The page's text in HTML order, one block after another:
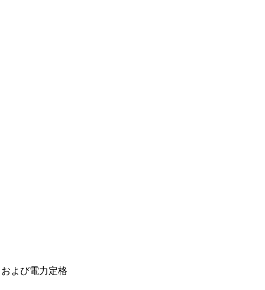
よび電力定格